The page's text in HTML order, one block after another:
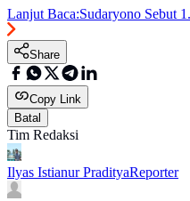
Lanjut Baca:Sudaryono Sebut
Share
Copy Link
Batal
Tim Redaksi
Ilyas Istianur PradityaReporter